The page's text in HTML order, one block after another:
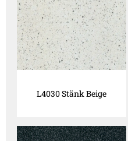
L4030 Stänk Beige